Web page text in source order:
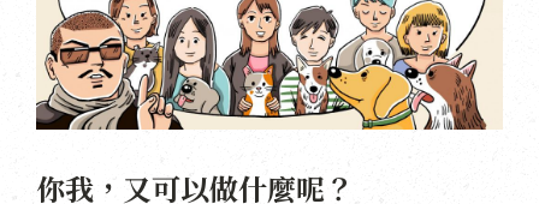
你我，又可以做什麼呢？